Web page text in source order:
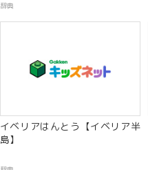
辞典
イベリアはんとう【イベリア半
島】